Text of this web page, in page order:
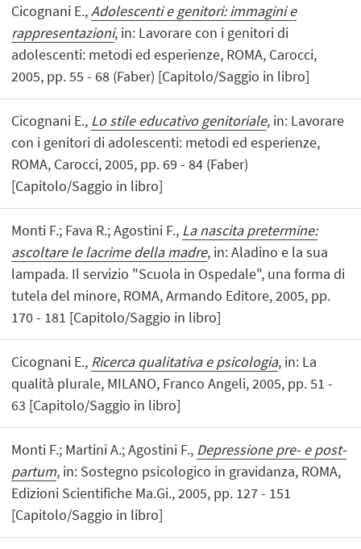
Cicognani E.,Adolescenti e genitori: immagini e
rappresentazioni, in: Lavorare con i genitori di
adolescenti: metodi ed esperienze, ROMA, Carocci,
2005, pp. 55 - 68 (Faber) [Capitolo/Saggio in libro]
Cicognani E., Lo stile educativo genitoriale, in: Lavorare
con i genitori di adolescenti: metodi ed esperienze,
ROMA, Carocci, 2005, pp. 69 - 84 (Faber)
[Capitolo/Saggio in libro]
Monti F.; Fava R.; Agostini F., La nascita pretermine:
ascoltare le lacrime della madre, in: Aladino e la sua
lampada. Il servizio "Scuola in Ospedale", una forma di
tutela del minore, ROMA, Armando Editore, 2005, pp.
170 - 181 [Capitolo/Saggio in libro]
Cicognani E., Ricerca qualitativa e psicologia, in: La
qualità plurale, MILANO, Franco Angeli, 2005, pp. 51 -
63 [Capitolo/Saggio in libro]
Monti F.; Martini A.; Agostini F., Depressione pre- e post-
partum, in: Sostegno psicologico in gravidanza, ROMA,
Edizioni Scientifiche Ma.Gi., 2005, pp. 127 - 151
[Capitolo/Saggio in libro]